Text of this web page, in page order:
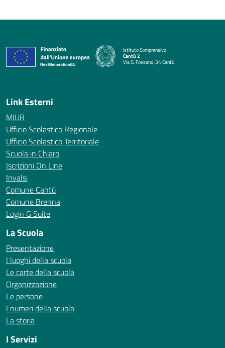
Istituto Comprensivo
Cantù 2
Via G. Fossano, 34 Cantù
— Visita la pagina iniziale della scuola
Link Esterni
MIUR
Ufficio Scolastico Regionale
Ufficio Scolastico Territoriale
Scuola in Chiaro
Iscrizioni On Line
Invalsi
Comune Cantù
Comune Brenna
Login G Suite
La Scuola
Presentazione
I luoghi della scuola
Le carte della scuola
Organizzazione
Le persone
I numeri della scuola
La storia
I Servizi